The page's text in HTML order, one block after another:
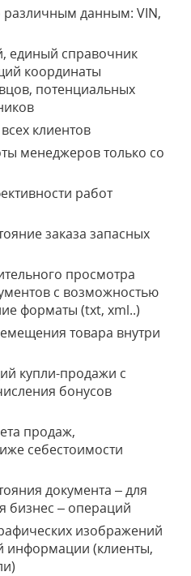
различным данным: VIN,
единый справочник
координаты
потенциальных
клиентов
менеджеров только со
работ
заказа запасных
просмотра
с возможностью
форматы (txt, xml..)
товара внутри
купли-продажи с
бонусов
продаж,
себестоимости
документа – для
бизнес – операций
изображений
информации (клиенты,